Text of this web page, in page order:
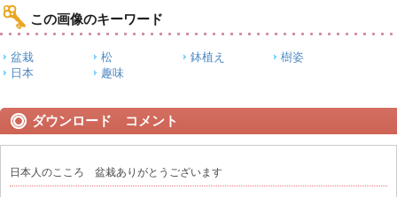
この画像のキーワード
盆栽 松 鉢植え
樹姿
日本
趣味
ダウンロード コメント
日本人のこころ 盆栽ありがとうございます